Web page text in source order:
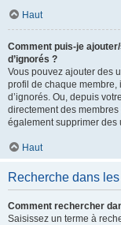
Haut
Comment puis-je
d’ignorés ?
Vous pouvez ajouter des
profil de chaque membre,
d’ignorés. Ou, depuis
directement des
également supprimer des
Haut
Recherche dans
Comment rechercher
Saisissez un terme à